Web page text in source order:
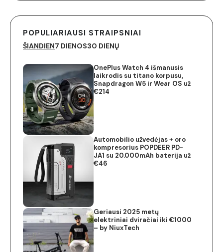
POPULIARIAUSI STRAIPSNIAI
ŠIANDIEN7 DIENOS30 DIENŲ
OnePlus Watch 4 išmanusis
laikrodis su titano korpusu,
Snapdragon W5 ir Wear OS už
€214
Automobilio užvedėjas + oro
kompresorius POPDEER PD-
JA1 su 20.000mAh baterija už
€46
Geriausi 2025 metų
elektriniai dviračiai iki €1000
– by NiuxTech